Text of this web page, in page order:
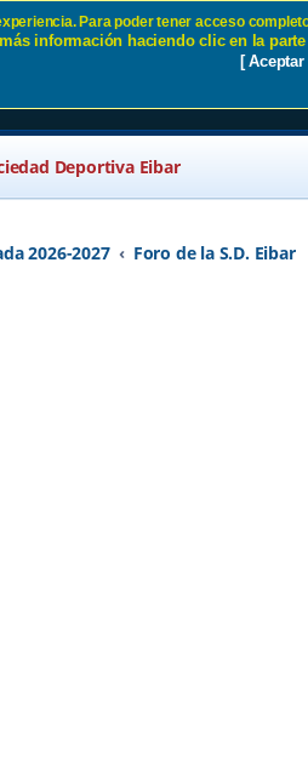
Eibar
Deportiva Eibar
2026-2027 Foro de la S.D. Eibar
Para poder tener acceso
información haciendo clic en la
[ Aceptar